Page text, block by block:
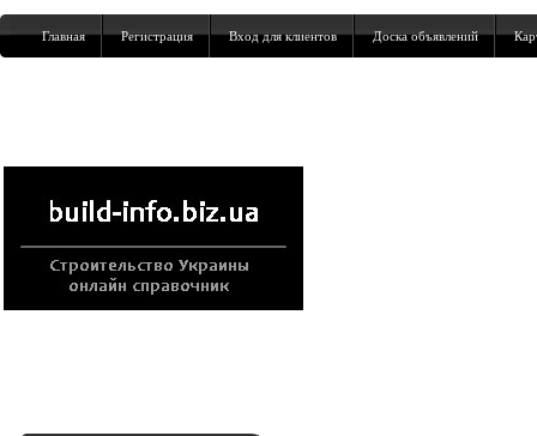
Главная Регистрация Вход для клиентов Доска объявлений